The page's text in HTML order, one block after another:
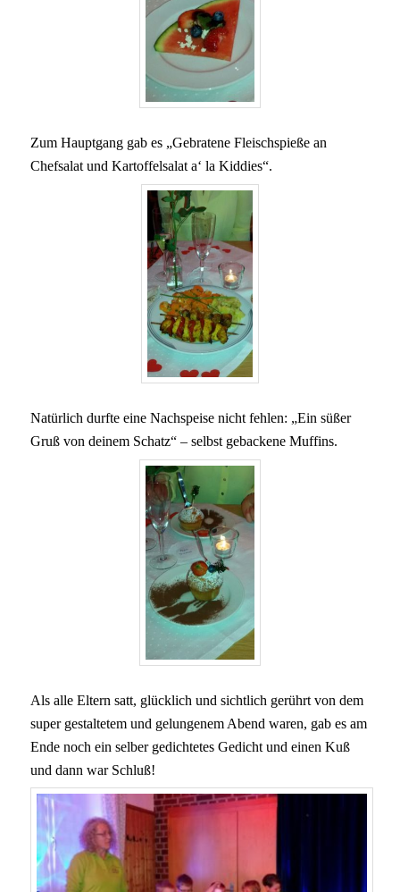
Zum Hauptgang gab es „Gebratene Fleischspieße an
Chefsalat und Kartoffelsalat a‘ la Kiddies“.
Natürlich durfte eine Nachspeise nicht fehlen: „Ein süßer
Gruß von deinem Schatz“ – selbst gebackene Muffins.
Als alle Eltern satt, glücklich und sichtlich gerührt von dem
super gestaltetem und gelungenem Abend waren, gab es am
Ende noch ein selber gedichtetes Gedicht und einen Kuß
und dann war Schluß!